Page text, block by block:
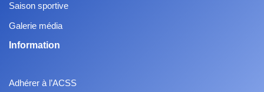
Saison sportive
Galerie média
Information
Adhérer à l’ACSS